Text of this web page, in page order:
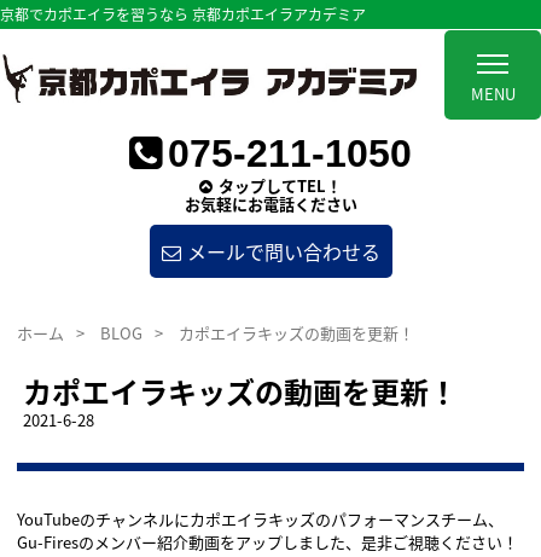
MENU
京都でカポエイラを習うなら 京都カポエイラアカデミア
075-211-1050
タップしてTEL！
お気軽にお電話ください
メールで問い合わせる
ホーム > BLOG > カポエイラキッズの動画を更新！
カポエイラキッズの動画を更新！
2021-6-28
YouTubeのチャンネルにカポエイラキッズのパフォーマンスチーム、
Gu-Firesのメンバー紹介動画をアップしました、是非ご視聴ください！